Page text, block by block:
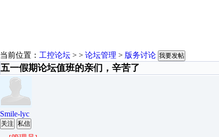
当前位置： 工控论坛 > > 论坛管理 > 版务讨论 我要发帖
五一假期论坛值班的亲们，辛苦了
Smile-lyc
关注 私信